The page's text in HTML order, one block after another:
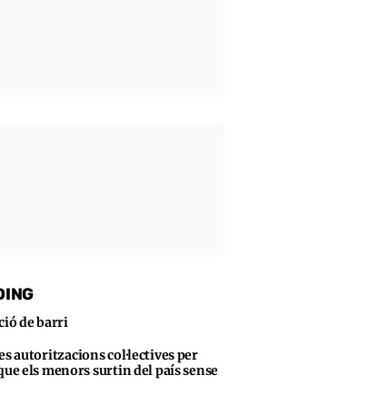
de barri
autoritzacions col·lectives per
els menors surtin del país sense